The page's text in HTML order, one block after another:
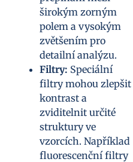
širokým zorným
polem a vysokým
zvětšením pro
detailní analýzu.
Filtry: Speciální
filtry mohou zlepšit
kontrast a
zviditelnit určité
struktury ve
vzorcích. Například
fluorescenční filtry